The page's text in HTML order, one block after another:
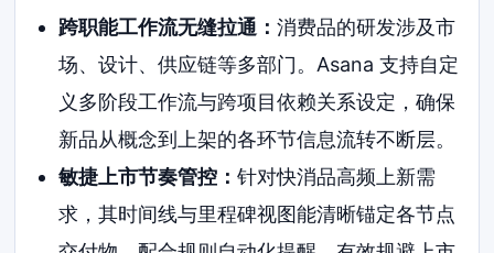
跨职能工作流无缝拉通： 消费品的研发涉及市
场、设计、供应链等多部门。Asana 支持自定
义多阶段工作流与跨项目依赖关系设定，确保
新品从概念到上架的各环节信息流转不断层。
敏捷上市节奏管控： 针对快消品高频上新需
求，其时间线与里程碑视图能清晰锚定各节点